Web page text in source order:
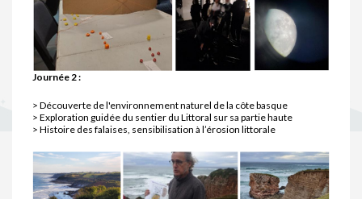
Journée 2 :
> Découverte de l'environnement naturel de la côte basque
> Exploration guidée du sentier du Littoral sur sa partie haute
> Histoire des falaises, sensibilisation à l’érosion littorale